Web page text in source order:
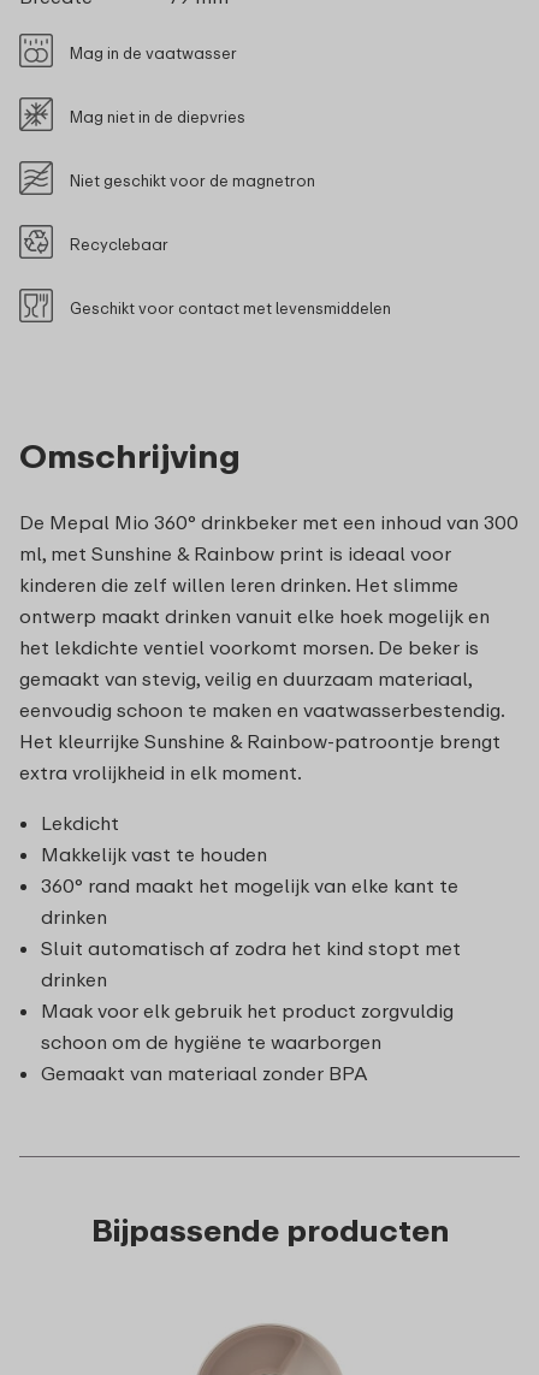
Omschrijving
De Mepal Mio 360° drinkbeker met een inhoud van 300
ml, met Sunshine & Rainbow print is ideaal voor
kinderen die zelf willen leren drinken. Het slimme
ontwerp maakt drinken vanuit elke hoek mogelijk en
het lekdichte ventiel voorkomt morsen. De beker is
gemaakt van stevig, veilig en duurzaam materiaal,
eenvoudig schoon te maken en vaatwasserbestendig.
Het kleurrijke Sunshine & Rainbow-patroontje brengt
extra vrolijkheid in elk moment.
Lekdicht
Makkelijk vast te houden
360° rand maakt het mogelijk van elke kant te
drinken
Sluit automatisch af zodra het kind stopt met
drinken
Maak voor elk gebruik het product zorgvuldig
schoon om de hygiëne te waarborgen
Gemaakt van materiaal zonder BPA
Mag in de vaatwasser
Mag niet in de diepvries
Niet geschikt voor de magnetron
Recyclebaar
Geschikt voor contact met levensmiddelen
Bijpassende producten